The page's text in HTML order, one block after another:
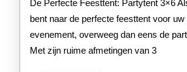
de
De Perfecte Feesttent: Partytent 3×6 Als u op zoek
bent naar de perfecte feesttent voor uw
evenement, overweeg dan eens de
Met zijn ruime afmetingen van 3